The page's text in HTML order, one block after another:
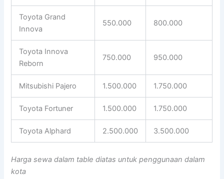
Toyota Grand
Innova
550.000 800.000
Toyota Innova
Reborn
750.000 950.000
Mitsubishi Pajero 1.500.000 1.750.000
Toyota Fortuner 1.500.000 1.750.000
Toyota Alphard 2.500.000 3.500.000
Harga sewa dalam table diatas untuk penggunaan dalam
kota